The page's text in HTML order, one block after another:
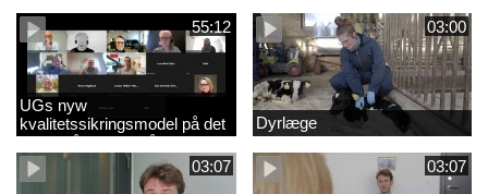
55:12
UGs nyw
kvalitetssikringsmodel på det
videregående område
03:00
Dyrlæge
03:07 03:07